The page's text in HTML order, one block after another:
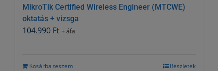
MikroTik Certified Wireless Engineer (MTCWE)
oktatás + vizsga
104.990 Ft + áfa
Kosárba teszem Részletek